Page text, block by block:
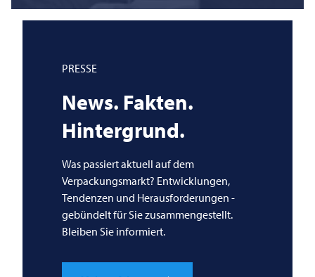
PRESSE
News. Fakten.
Hintergrund.
Was passiert aktuell auf dem
Verpackungsmarkt? Entwicklungen,
Tendenzen und Herausforderungen -
gebündelt für Sie zusammengestellt.
Bleiben Sie informiert.